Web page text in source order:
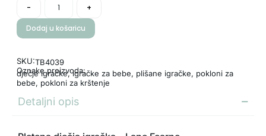
- +
Dodaj u košaricu
SKU:TB4039
Oznake proizvoda:
dječje igračke,igračke za bebe, plišane igračke, pokloni za
bebe, pokloni za krštenje
Detaljni opis